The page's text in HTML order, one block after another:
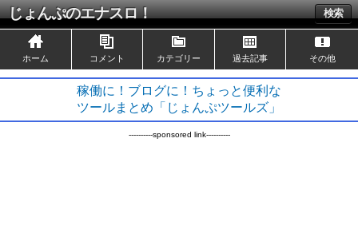
じょんぷのエナスロ！ 検索
ホーム コメント カテゴリー 過去記事 その他
稼働に！ブログに！ちょっと便利な
ツールまとめ「じょんぷツールズ」
----------sponsored link----------